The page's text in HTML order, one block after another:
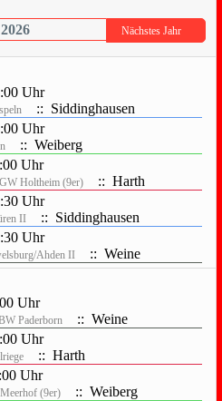
2026 Nächstes Jahr
Uhr
:: Siddinghausen
Uhr
:: Weiberg
Uhr
Holtheim (9er)
:: Harth
Uhr
II
:: Siddinghausen
Uhr
Ahden II :: Weine
Uhr
Paderborn
:: Weine
Uhr
:: Harth
Uhr
(9er)
:: Weiberg